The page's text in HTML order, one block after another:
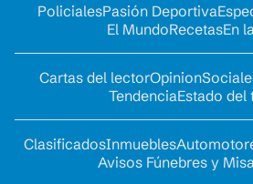
PolicialesPasión Deportiva
El MundoRecetasEn
Cartas del lectorOpinion
TendenciaEstado del
ClasificadosInmuebles
Avisos Fúnebres y